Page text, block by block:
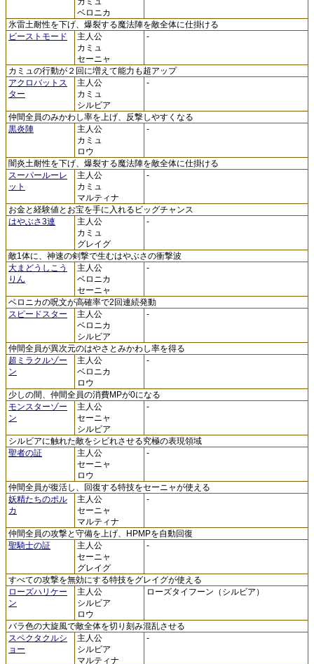
ベロニカ
氷雷土耐性を下げ、爆裂する魔法陣を敵全体に仕掛ける
ビーストモード
主人公
カミュ
セーニャ
-
カミュの行動が２回に増えて能力も超アップ
アクロバットス
ター
主人公
カミュ
シルビア
-
仲間全員のみかわし率を上げ、反撃しやすくなる
黒炎陣
主人公
カミュ
ロウ
-
闇炎土耐性を下げ、爆裂する魔法陣を敵全体に仕掛ける
スーパールーレ
ット
主人公
カミュ
マルティナ
-
お金と経験値とお宝を手に入れるビッグチャンス
はやぶさ3連
主人公
カミュ
グレイグ
-
敵1体に、神速の剣撃で生むはやぶさの衝撃波
大まどうしこう
りん
主人公
ベロニカ
セーニャ
-
ベロニカの呪文が高確率で2回連続発動
スピードスター
主人公
ベロニカ
シルビア
-
仲間全員が異次元のはやさとみかわし率を得る
超ミラクルゾー
ン
主人公
ベロニカ
ロウ
-
少しの間、仲間全員の消費MPが0になる
モンスターゾー
ン
主人公
セーニャ
シルビア
-
シルビアに触れた敵をシビれさせる究極の表現領域
聖者の証
主人公
セーニャ
ロウ
-
仲間全員が復活し、回復する特技をセーニャが使える
妖精たちのポル
カ
主人公
セーニャ
マルティナ
-
仲間全員の攻撃と守備を上げ、HPMPを自動回復
聖騎士の証
主人公
セーニャ
グレイグ
-
すべての攻撃を無効にする特技をグレイグが使える
ローズハリケー
ン
主人公
シルビア
ロウ
ローズタイフーン（シルビア）
バラ色の大旋風で敵全体を切り刻み混乱させる
スペクタクルシ
ョー
主人公
シルビア
マルティナ
-